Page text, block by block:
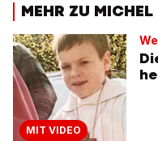
MEHR ZU MICHEL
MIT VIDEO